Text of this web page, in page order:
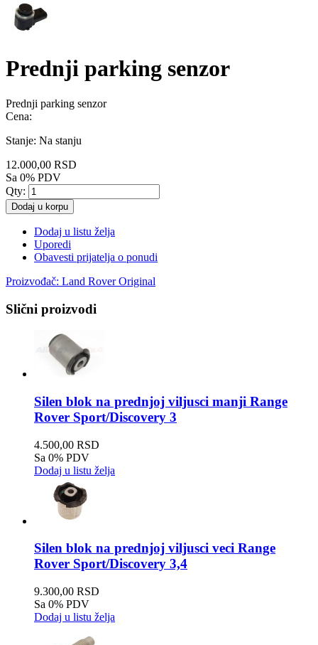
Prednji parking senzor
Prednji parking senzor
Cena:
Stanje: Na stanju
12.000,00 RSD
Sa 0% PDV
Qty:
Dodaj u korpu
Dodaj u listu želja
Uporedi
Obavesti prijatelja o ponudi
Proizvođač: Land Rover Original
Slični proizvodi
Silen blok na prednjoj viljusci manji Range
Rover Sport/Discovery 3
4.500,00 RSD
Sa 0% PDV
Dodaj u listu želja
Silen blok na prednjoj viljusci veci Range
Rover Sport/Discovery 3,4
9.300,00 RSD
Sa 0% PDV
Dodaj u listu želja